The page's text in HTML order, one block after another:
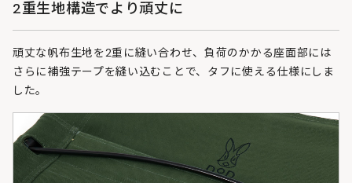
2重生地構造でより頑丈に
頑丈な帆布生地を2重に縫い合わせ、負荷のかかる座面部には
さらに補強テープを縫い込むことで、タフに使える仕様にしま
した。